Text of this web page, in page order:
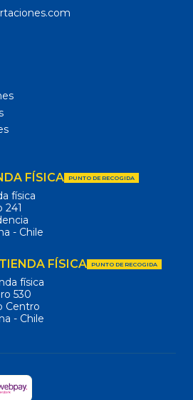
FÍSICA PUNTO DE RECOGIDA
física
241
- Chile
FÍSICA PUNTO DE RECOGIDA
física
530
Centro
- Chile